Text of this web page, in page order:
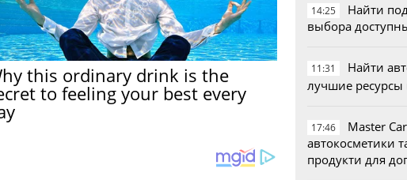
this ordinary drink is the
to feeling your best every
14:25
Найти
выбора
11:31
Найти
лучшие
17:46
Master
автокосметики
продукти для